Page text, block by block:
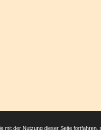
mit der Nutzung dieser Seite